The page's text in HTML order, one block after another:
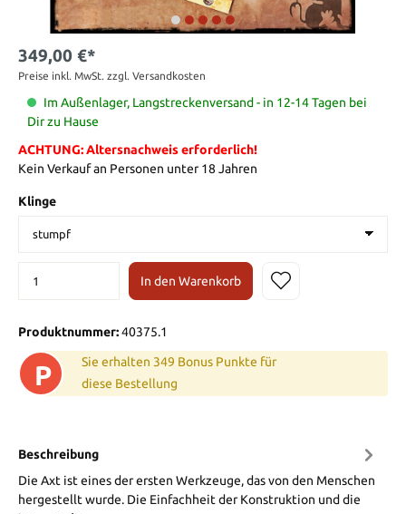
349,00 €*
Preise inkl. MwSt. zzgl. Versandkosten
Im Außenlager, Langstreckenversand - in 12-14 Tagen bei
Dir zu Hause
ACHTUNG: Altersnachweis erforderlich!
Kein Verkauf an Personen unter 18 Jahren
Klinge
In den Warenkorb
Produktnummer:40375.1
P
Sie erhalten 349 Bonus Punkte für
diese Bestellung
Beschreibung
Die Axt ist eines der ersten Werkzeuge, das von den Menschen
hergestellt wurde. Die Einfachheit der Konstruktion und die